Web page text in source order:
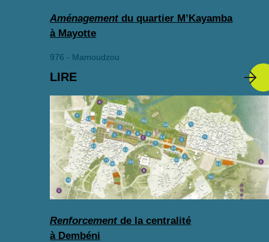
Aménagement du quartier M’Kayamba
à Mayotte
976 - Mamoudzou
LIRE
Renforcement de la centralité
à Dembéni